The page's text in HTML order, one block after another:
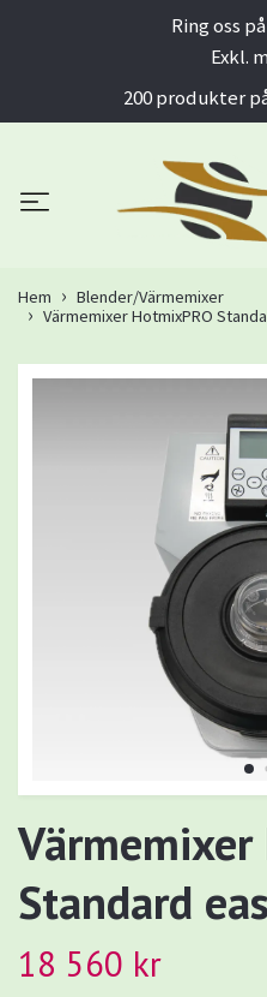
Ring oss
Exkl.
200 produkter
Hem
Blender/Värmemixer
Värmemixer HotmixPRO
Värmemixer
Standard
18 560 kr